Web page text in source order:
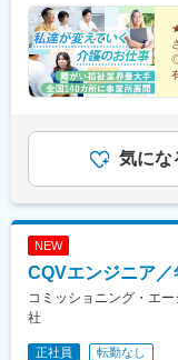
／徳島市／高松
郡粕屋町／北九
市／宮崎市／鹿
駐車場あり！車
当するご利用者
良線)、天満橋
松江駅、備前西
駅、元山駅(香川
駅、木屋瀬駅、
分駅、宮崎駅、
駅、西宮駅(ＪＲ
九大病院前駅、
通駅、長野駅、
気にな
NEW
CQVエンジニア
コミッショニング・エ
社
正社員 転勤なし